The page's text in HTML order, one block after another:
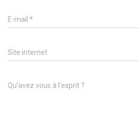
E-mail *
Site internet
Qu’avez vous à l’esprit ?